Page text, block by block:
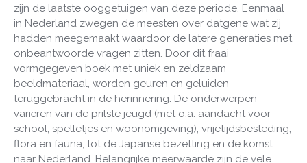
zijn de laatste ooggetuigen van deze periode. Eenmaal
in Nederland zwegen de meesten over datgene wat zij
hadden meegemaakt waardoor de latere generaties met
onbeantwoorde vragen zitten. Door dit fraai
vormgegeven boek met uniek en zeldzaam
beeldmateriaal, worden geuren en geluiden
teruggebracht in de herinnering. De onderwerpen
variëren van de prilste jeugd (met o.a. aandacht voor
school, spelletjes en woonomgeving), vrijetijdsbesteding,
flora en fauna, tot de Japanse bezetting en de komst
naar Nederland. Belangrijke meerwaarde zijn de vele